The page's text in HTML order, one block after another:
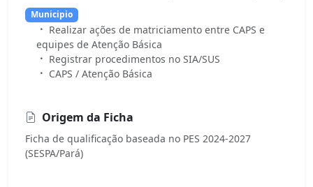
Municipio
Realizar ações de matriciamento entre CAPS e
equipes de Atenção Básica
Registrar procedimentos no SIA/SUS
CAPS / Atenção Básica
Origem da Ficha
Ficha de qualificação baseada no PES 2024-2027
(SESPA/Pará)